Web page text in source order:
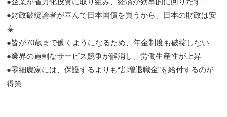
●財政破綻論者が喜んで日本国債を買うから、日本の財政は安
泰
●皆が70歳まで働くようになるため、年金制度も破綻しない
●業界の過剰なサービス競争が解消し、労働生産性が上昇
●零細農家には、保護するよりも“割増退職金”を給付するのが
得策